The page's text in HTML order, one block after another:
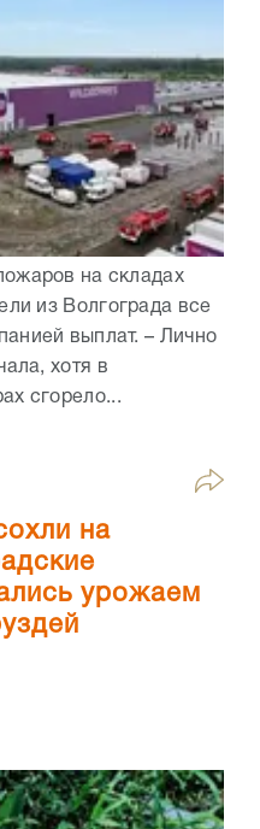
на складах
из Волгограда все
выплат. – Лично
хотя в
сгорело...
на
урожаем